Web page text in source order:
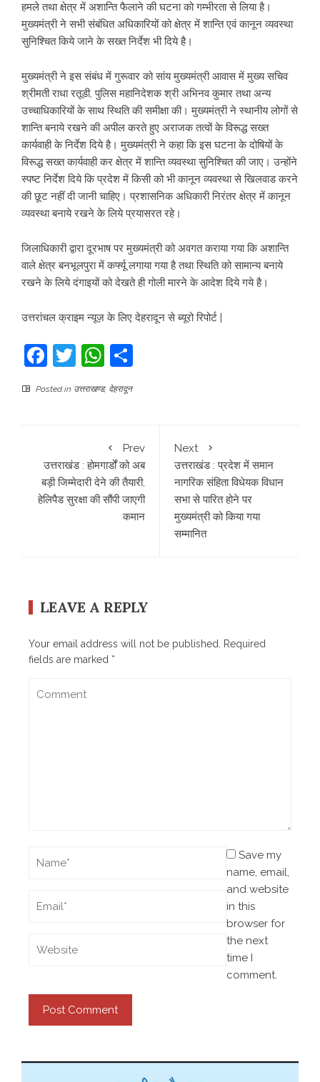
हमले तथा क्षेत्र में अशान्ति फैलाने की घटना को गम्भीरता से लिया है।
मुख्यमंत्री ने सभी संबंधित अधिकारियों को क्षेत्र में शान्ति एवं कानून व्यवस्था
सुनिश्चित किये जाने के सख्त निर्देश भी दिये है।
मुख्यमंत्री ने इस संबंध में गुरूवार को सांय मुख्यमंत्री आवास में मुख्य सचिव
श्रीमती राधा रतूडी, पुलिस महानिदेशक श्री अभिनव कुमार तथा अन्य
उच्चाधिकारियों के साथ स्थिति की समीक्षा की। मुख्यमंत्री ने स्थानीय लोगों से
शान्ति बनाये रखने की अपील करते हुए अराजक तत्वों के विरूद्ध सख्त
कार्यवाही के निर्देश दिये है। मुख्यमंत्री ने कहा कि इस घटना के दोषियों के
विरूद्ध सख्त कार्यवाही कर क्षेत्र में शान्ति व्यवस्था सुनिश्चित की जाए। उन्होंने
स्पष्ट निर्देश दिये कि प्रदेश में किसी को भी कानून व्यवस्था से खिलवाड करने
की छूट नहीं दी जानी चाहिए। प्रशासनिक अधिकारी निरंतर क्षेत्र में कानून
व्यवस्था बनाये रखने के लिये प्रयासरत रहे।
जिलाधिकारी द्वारा दूरभाष पर मुख्यमंत्री को अवगत कराया गया कि अशान्ति
वाले क्षेत्र बनभूलपुरा में कर्फ्यू लगाया गया है तथा स्थिति को सामान्य बनाये
रखने के लिये दंगाइयों को देखते ही गोली मारने के आदेश दिये गये है।
उत्तरांचल क्राइम न्यूज़ के लिए देहरादून से ब्यूरो रिपोर्ट |
Facebook
TwitterWhatsApp
Posted in उत्तराखण्ड, देहरादून
Prev
उत्तराखंड : होमगार्डों को अब
बड़ी जिम्मेदारी देने की तैयारी,
हेलिपैड सुरक्षा की सौंपी जाएगी
कमान
Next
उत्तराखंड : प्रदेश में समान
नागरिक संहिता विधेयक विधान
सभा से पारित होने पर
मुख्यमंत्री को किया गया
सम्मानित
LEAVE A REPLY
Your email address will not be published.
Required
fields are marked *
Save my
name, email,
and website
in this
browser for
the next
time I
comment.